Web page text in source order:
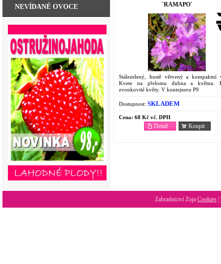
NEVÍDANÉ OVOCE
´RAMAPO´
Stálezelený, hustě větvený a kompaktní
Kvete na přelomu dubna a května.
zvonkovité květy. V kontejneru P9
Dostupnost: SKLADEM
Cena: 68 Kč vč. DPH
Koupit
Detail
Zahradnictví Zoja Cookies